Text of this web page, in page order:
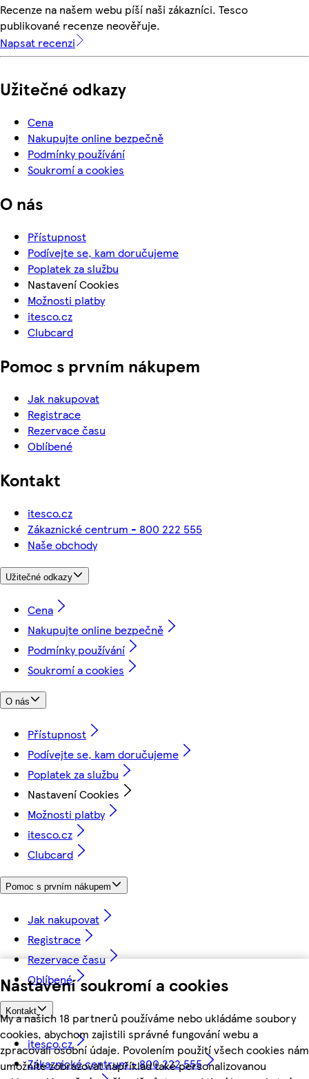
Nastavení soukromí a cookies
My a našich 18 partnerů používáme nebo ukládáme soubory
cookies, abychom zajistili správné fungování webu a
zpracovali osobní údaje. Povolením použití všech cookies nám
umožníte zobrazovat například také personalizovanou
Recenze na našem webu píší naši zákazníci. Tesco
publikované recenze neověřuje.
Napsat recenzi
Užitečné odkazy
Cena
Nakupujte online bezpečně
Podmínky používání
Soukromí a cookies
O nás
Přístupnost
Podívejte se, kam doručujeme
Poplatek za službu
Nastavení Cookies
Možnosti platby
itesco.cz
Clubcard
Pomoc s prvním nákupem
Jak nakupovat
Registrace
Rezervace času
Oblíbené
Kontakt
itesco.cz
Zákaznické centrum - 800 222 555
Naše obchody
Užitečné odkazy
Cena
Nakupujte online bezpečně
Podmínky používání
Soukromí a cookies
O nás
Přístupnost
Podívejte se, kam doručujeme
Poplatek za službu
Nastavení Cookies
Možnosti platby
itesco.cz
Clubcard
Pomoc s prvním nákupem
Jak nakupovat
Registrace
Rezervace času
Oblíbené
Kontakt
itesco.cz
Zákaznické centrum - 800 222 555